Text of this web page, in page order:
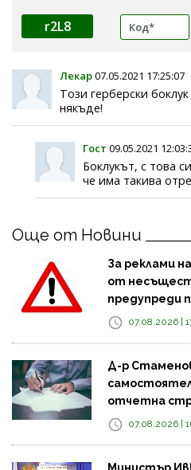
r2L8
Лекар07.05.2021 17:25:07
Този герберски
някъде!
Гост 09.05.2021
Боклукът, с това
че има такива
Още от Новини
За реклами
от
предупреди
07.08.2026 |
Д-р
отчетна
07.08.2026 |
Министър